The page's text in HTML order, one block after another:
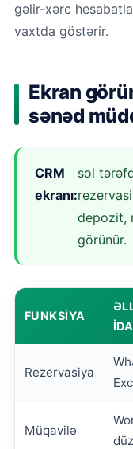
gəlir-xərc
vaxtda göstərir.
Ekran
sənəd
CRM
ekranı:
sol
depozit,
görünür.
FUNKSIYA
Rezervasiya
Müqavilə